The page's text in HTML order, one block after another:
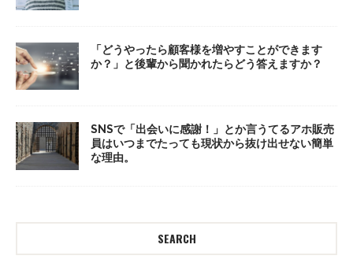
「どうやったら顧客様を増やすことができます
か？」と後輩から聞かれたらどう答えますか？
SNSで「出会いに感謝！」とか言うてるアホ販売
員はいつまでたっても現状から抜け出せない簡単
な理由。
SEARCH